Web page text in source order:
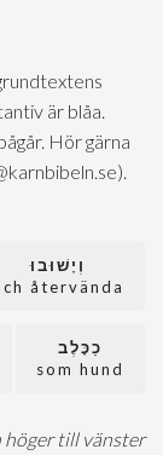
är blåa.
Hör gärna
וְיָשׁוּבוּ
återvända
כַכָּלֶב
som hund
höger till vänster